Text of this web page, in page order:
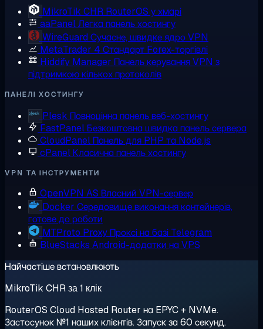
MikroTik CHR RouterOS у хмарі
aaPanelЛегка панель хостингу
WireGuard Сучасне, швидке ядро VPN
MetaTrader 4 Стандарт Forex-торгівлі
Hiddify Manager Панель керування VPN з
підтримкою кількох протоколів
ПАНЕЛІ ХОСТИНГУ
Plesk Повноцінна панель веб-хостингу
FastPanelБезкоштовна швидка панель сервера
CloudPanel Панель для PHP та Node.js
cPanelКласична панель хостингу
VPN ТА ІНСТРУМЕНТИ
OpenVPN AS Власний VPN-сервер
Docker Середовище виконання контейнерів,
готове до роботи
MTProto Proxy Проксі на базі Telegram
BlueStacks Android-додатки на VPS
Найчастіше встановлюють
MikroTik CHR за 1 клік
RouterOS Cloud Hosted Router на EPYC + NVMe.
Застосунок №1 наших клієнтів. Запуск за 60 секунд.